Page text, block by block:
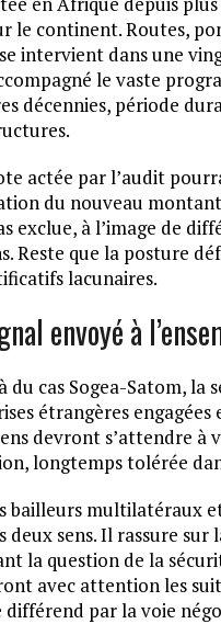
le continent. Routes,
intervient dans une
le vaste
décennies, période
actée par l’audit
du nouveau
exclue, à l’image de
Reste que la posture
lacunaires.
envoyé à
du cas Sogea-Satom, la
étrangères
devront s’attendre à
longtemps tolérée
bailleurs multilatéraux
deux sens. Il rassure
la question de la
avec attention les
différend par la voie